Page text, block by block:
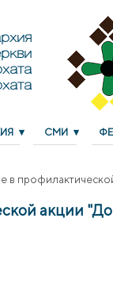
СМИ
в
акции